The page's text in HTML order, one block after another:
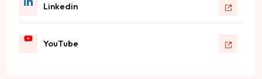
Linkedin
YouTube